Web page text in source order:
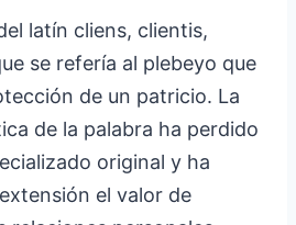
latín cliens, clientis,
se refería al plebeyo que
de un patricio. La
de la palabra ha perdido
original y ha
el valor de